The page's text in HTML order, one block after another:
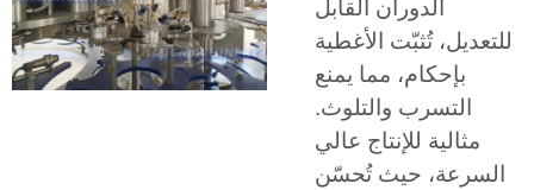
الدوران القابل
للتعديل، تُثبّت الأغطية
بإحكام، مما يمنع
التسرب والتلوث.
مثالية للإنتاج عالي
السرعة، حيث تُحسّن